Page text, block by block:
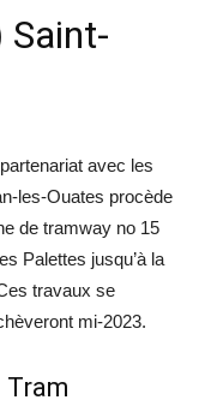
Saint-
avec les
les-Ouates procède
de tramway no 15
Palettes jusqu’à la
travaux se
mi-2023.